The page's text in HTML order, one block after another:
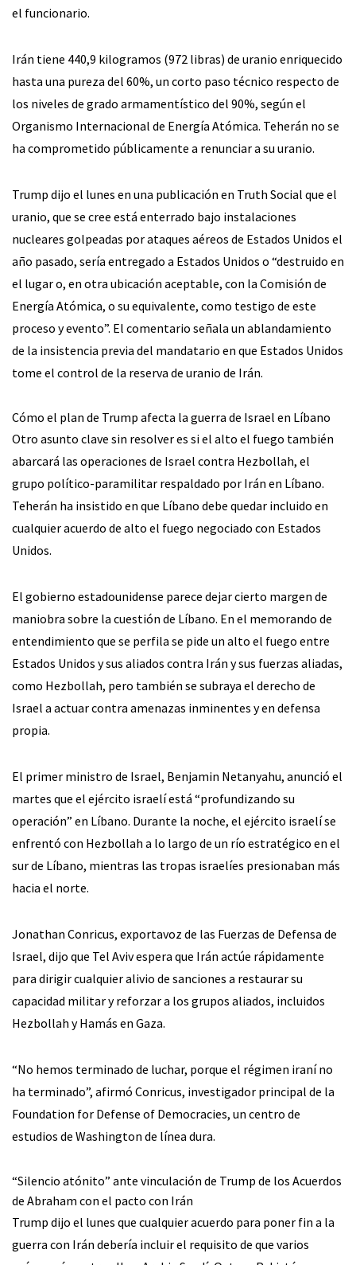
el funcionario.
Irán tiene 440,9 kilogramos (972 libras) de uranio enriquecido
hasta una pureza del 60%, un corto paso técnico respecto de
los niveles de grado armamentístico del 90%, según el
Organismo Internacional de Energía Atómica. Teherán no se
ha comprometido públicamente a renunciar a su uranio.
Trump dijo el lunes en una publicación en Truth Social que el
uranio, que se cree está enterrado bajo instalaciones
nucleares golpeadas por ataques aéreos de Estados Unidos el
año pasado, sería entregado a Estados Unidos o “destruido en
el lugar o, en otra ubicación aceptable, con la Comisión de
Energía Atómica, o su equivalente, como testigo de este
proceso y evento”. El comentario señala un ablandamiento
de la insistencia previa del mandatario en que Estados Unidos
tome el control de la reserva de uranio de Irán.
Cómo el plan de Trump afecta la guerra de Israel en Líbano
Otro asunto clave sin resolver es si el alto el fuego también
abarcará las operaciones de Israel contra Hezbollah, el
grupo político-paramilitar respaldado por Irán en Líbano.
Teherán ha insistido en que Líbano debe quedar incluido en
cualquier acuerdo de alto el fuego negociado con Estados
Unidos.
El gobierno estadounidense parece dejar cierto margen de
maniobra sobre la cuestión de Líbano. En el memorando de
entendimiento que se perfila se pide un alto el fuego entre
Estados Unidos y sus aliados contra Irán y sus fuerzas aliadas,
como Hezbollah, pero también se subraya el derecho de
Israel a actuar contra amenazas inminentes y en defensa
propia.
El primer ministro de Israel, Benjamin Netanyahu, anunció el
martes que el ejército israelí está “profundizando su
operación” en Líbano. Durante la noche, el ejército israelí se
enfrentó con Hezbollah a lo largo de un río estratégico en el
sur de Líbano, mientras las tropas israelíes presionaban más
hacia el norte.
Jonathan Conricus, exportavoz de las Fuerzas de Defensa de
Israel, dijo que Tel Aviv espera que Irán actúe rápidamente
para dirigir cualquier alivio de sanciones a restaurar su
capacidad militar y reforzar a los grupos aliados, incluidos
Hezbollah y Hamás en Gaza.
“No hemos terminado de luchar, porque el régimen iraní no
ha terminado”, afirmó Conricus, investigador principal de la
Foundation for Defense of Democracies, un centro de
estudios de Washington de línea dura.
“Silencio atónito” ante vinculación de Trump de los Acuerdos
de Abraham con el pacto con Irán
Trump dijo el lunes que cualquier acuerdo para poner fin a la
guerra con Irán debería incluir el requisito de que varios